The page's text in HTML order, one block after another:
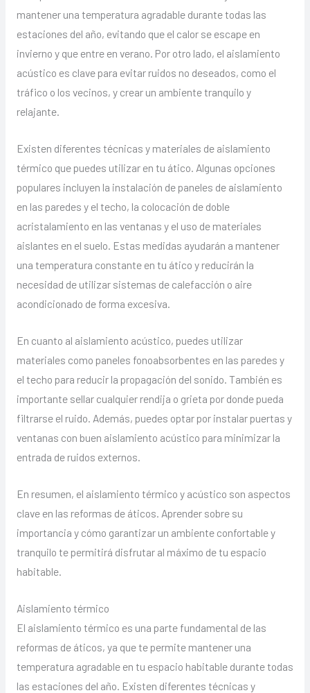
mantener una temperatura agradable durante todas las
estaciones del año, evitando que el calor se escape en
invierno y que entre en verano. Por otro lado, el aislamiento
acústico es clave para evitar ruidos no deseados, como el
tráfico o los vecinos, y crear un ambiente tranquilo y
relajante.
Existen diferentes técnicas y materiales de aislamiento
térmico que puedes utilizar en tu ático. Algunas opciones
populares incluyen la instalación de paneles de aislamiento
en las paredes y el techo, la colocación de doble
acristalamiento en las ventanas y el uso de materiales
aislantes en el suelo. Estas medidas ayudarán a mantener
una temperatura constante en tu ático y reducirán la
necesidad de utilizar sistemas de calefacción o aire
acondicionado de forma excesiva.
En cuanto al aislamiento acústico, puedes utilizar
materiales como paneles fonoabsorbentes en las paredes y
el techo para reducir la propagación del sonido. También es
importante sellar cualquier rendija o grieta por donde pueda
filtrarse el ruido. Además, puedes optar por instalar puertas y
ventanas con buen aislamiento acústico para minimizar la
entrada de ruidos externos.
En resumen, el aislamiento térmico y acústico son aspectos
clave en las reformas de áticos. Aprender sobre su
importancia y cómo garantizar un ambiente confortable y
tranquilo te permitirá disfrutar al máximo de tu espacio
habitable.
Aislamiento térmico
El aislamiento térmico es una parte fundamental de las
reformas de áticos, ya que te permite mantener una
temperatura agradable en tu espacio habitable durante todas
las estaciones del año. Existen diferentes técnicas y